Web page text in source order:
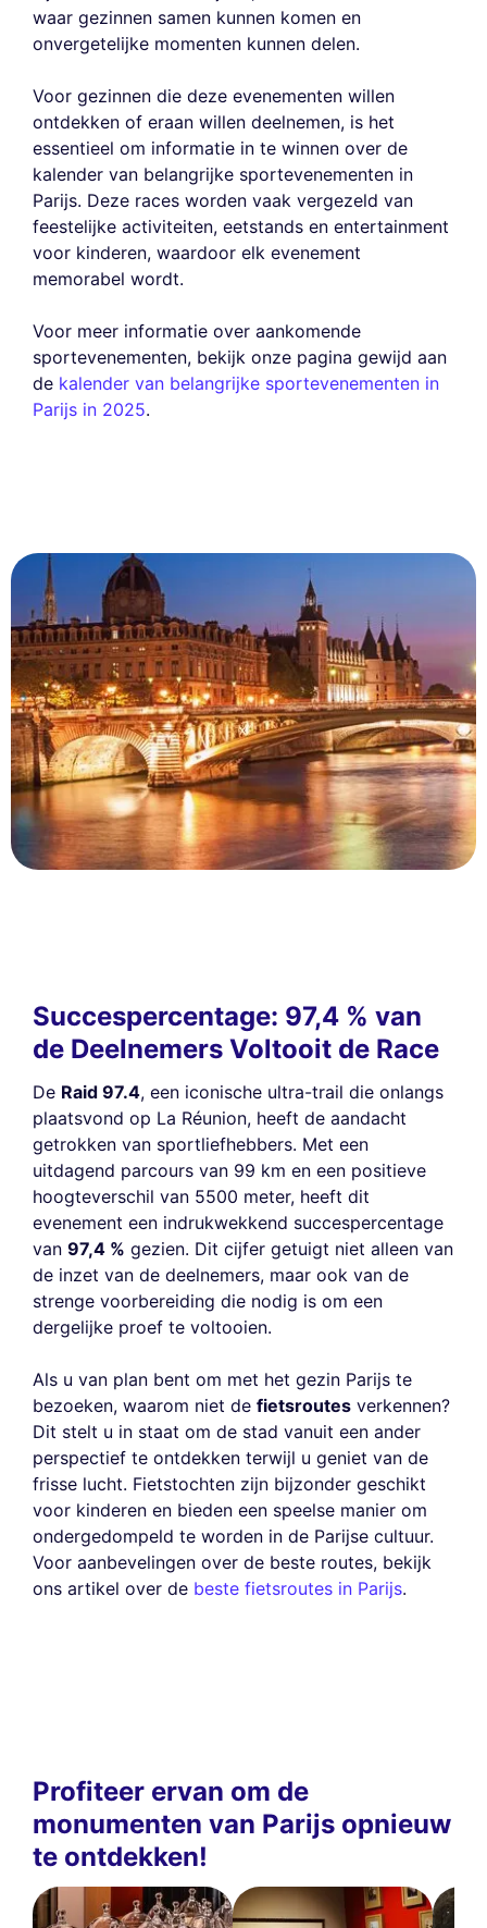
waar gezinnen samen kunnen komen en
onvergetelijke momenten kunnen delen.
Voor gezinnen die deze evenementen willen
ontdekken of eraan willen deelnemen, is het
essentieel om informatie in te winnen over de
kalender van belangrijke sportevenementen in
Parijs. Deze races worden vaak vergezeld van
feestelijke activiteiten, eetstands en entertainment
voor kinderen, waardoor elk evenement
memorabel wordt.
Voor meer informatie over aankomende
sportevenementen, bekijk onze pagina gewijd aan
de kalender van belangrijke sportevenementen in
Parijs in 2025.
Succespercentage: 97,4 % van
de Deelnemers Voltooit de Race
De Raid 97.4, een iconische ultra-trail die onlangs
plaatsvond op La Réunion, heeft de aandacht
getrokken van sportliefhebbers. Met een
uitdagend parcours van 99 km en een positieve
hoogteverschil van 5500 meter, heeft dit
evenement een indrukwekkend succespercentage
van 97,4 % gezien. Dit cijfer getuigt niet alleen van
de inzet van de deelnemers, maar ook van de
strenge voorbereiding die nodig is om een
dergelijke proef te voltooien.
Als u van plan bent om met het gezin Parijs te
bezoeken, waarom niet de fietsroutes verkennen?
Dit stelt u in staat om de stad vanuit een ander
perspectief te ontdekken terwijl u geniet van de
frisse lucht. Fietstochten zijn bijzonder geschikt
voor kinderen en bieden een speelse manier om
ondergedompeld te worden in de Parijse cultuur.
Voor aanbevelingen over de beste routes, bekijk
ons artikel over de beste fietsroutes in Parijs.
Profiteer ervan om de
monumenten van Parijs opnieuw
te ontdekken!